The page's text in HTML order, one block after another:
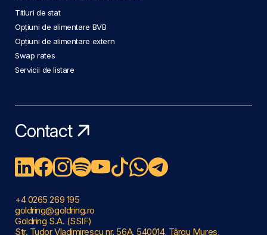
Titluri de stat
Opțiuni de alimentare BVB
Opțiuni de alimentare extern
Swap rates
Servicii de listare
Contact
+4 0265 269 195
goldring@goldring.ro
Goldring S.A. (SSIF)
Str. Tudor Vladimirescu nr. 56A, 540014, Târgu Mureș,